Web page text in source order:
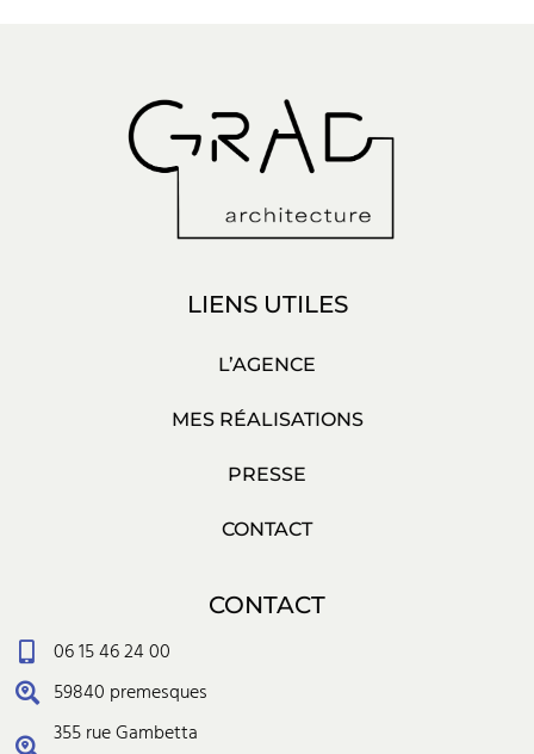
LIENS UTILES
L’AGENCE
MES RÉALISATIONS
PRESSE
CONTACT
CONTACT
06 15 46 24 00
59840 premesques
355 rue Gambetta